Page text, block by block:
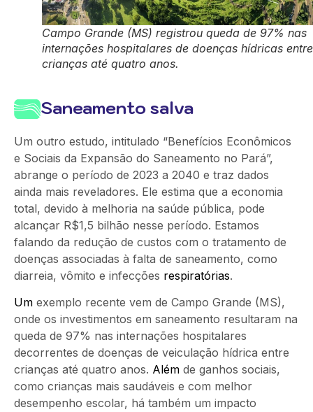
Campo Grande (MS) registrou queda de 97% nas
internações hospitalares de doenças hídricas entre
crianças até quatro anos.
Saneamento salva
Um outro estudo, intitulado “Benefícios Econômicos
e Sociais da Expansão do Saneamento no Pará”,
abrange o período de 2023 a 2040 e traz dados
ainda mais reveladores. Ele estima que a economia
total, devido à melhoria na saúde pública, pode
alcançar R$1,5 bilhão nesse período. Estamos
falando da redução de custos com o tratamento de
doenças associadas à falta de saneamento, como
diarreia, vômito e infecções respiratórias.
Um exemplo recente vem de Campo Grande (MS),
onde os investimentos em saneamento resultaram na
queda de 97% nas internações hospitalares
decorrentes de doenças de veiculação hídrica entre
crianças até quatro anos. Além de ganhos sociais,
como crianças mais saudáveis e com melhor
desempenho escolar, há também um impacto